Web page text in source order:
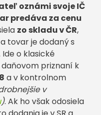
oznámi svoje IČ
predáva za cenu
zo skladu v ČR,
tovar je dodaný s
o klasické
daňovom priznaní k
a v kontrolnom
v
). Ak ho však odosiela